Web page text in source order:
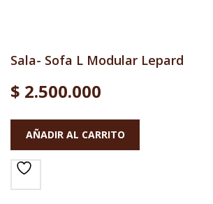
Sala- Sofa L Modular Lepard
$ 2.500.000
AÑADIR AL CARRITO